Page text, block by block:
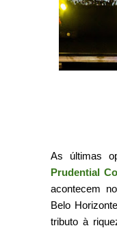
As últimas
Prudential
acontecem
Belo
tributo à